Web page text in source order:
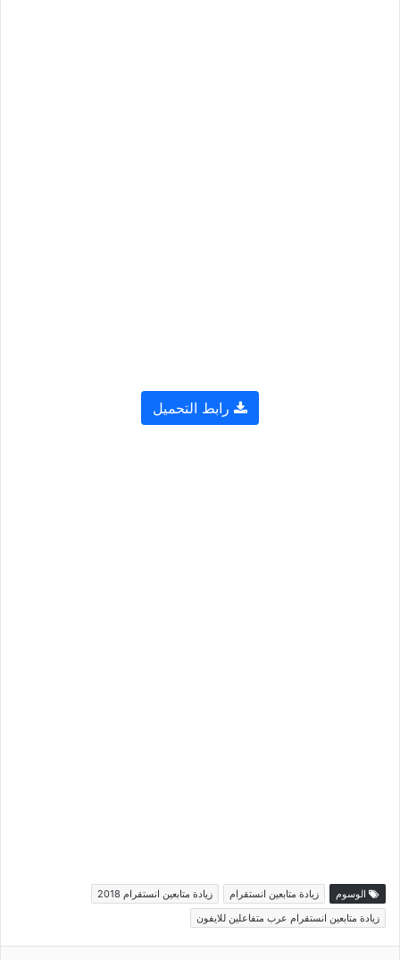
رابط التحميل
الوسوم زيادة متابعين انستقرام
زيادة متابعين انستقرام 2018
زيادة متابعين انستقرام عرب متفاعلين للايفون